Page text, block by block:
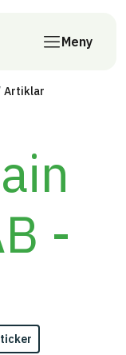
Meny
Artiklar
-